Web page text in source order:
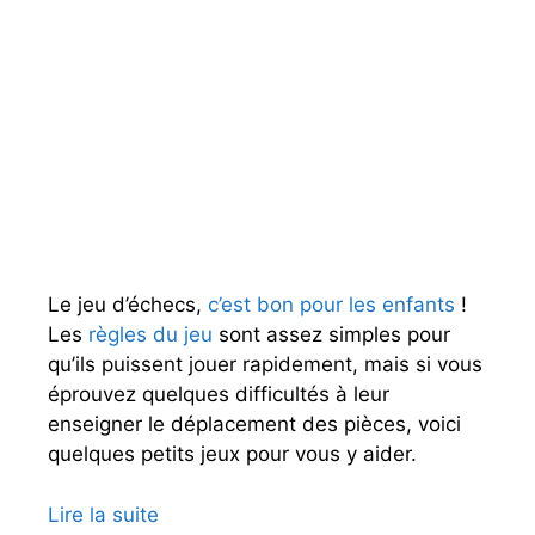
Le jeu d’échecs, c’est bon pour les enfants !
Les règles du jeu sont assez simples pour
qu’ils puissent jouer rapidement, mais si vous
éprouvez quelques difficultés à leur
enseigner le déplacement des pièces, voici
quelques petits jeux pour vous y aider.
Lire la suite